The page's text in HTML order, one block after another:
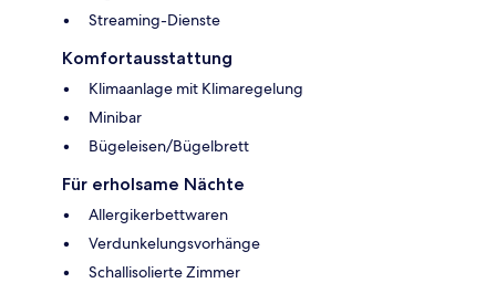
Streaming-Dienste
Komfortausstattung
Klimaanlage mit Klimaregelung
Minibar
Bügeleisen/Bügelbrett
Für erholsame Nächte
Allergikerbettwaren
Verdunkelungsvorhänge
Schallisolierte Zimmer